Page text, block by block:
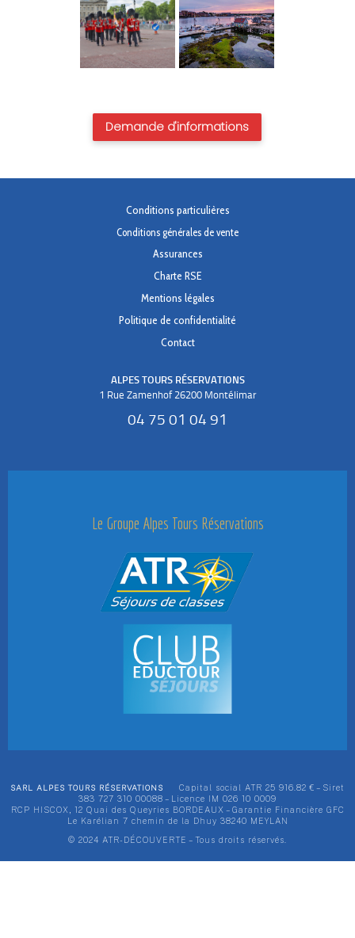
Demande d'informations
Conditions particulières
Conditions générales de vente
Assurances
Charte RSE
Mentions légales
Politique de confidentialité
Contact
ALPES TOURS RÉSERVATIONS
1 Rue Zamenhof 26200 Montélimar
04 75 01 04 91
Le Groupe Alpes Tours Réservations
SARL ALPES TOURS RÉSERVATIONS
Capital social ATR 25 916.82 € – Siret
383 727 310 00088 – Licence IM 026 10 0009
RCP HISCOX, 12 Quai des Queyries BORDEAUX – Garantie Financière GFC
Le Karélian 7 chemin de la Dhuy 38240 MEYLAN
© 2024 ATR-DÉCOUVERTE – Tous droits réservés.